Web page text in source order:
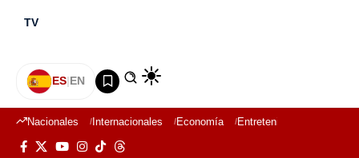
TV
ES|EN
Nacionales Internacionales Economía Entretenimiento